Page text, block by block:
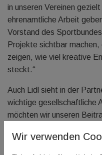
in unseren Vereinen
ehrenamtliche Arbeit
Vorstand des
Projekte sichtbar
zeigen, wie viel kreative
steckt.“
Auch Lidl sieht in der
wichtige gesellschaftliche
möchten wir unseren
die Anerkennung
Wir verwenden